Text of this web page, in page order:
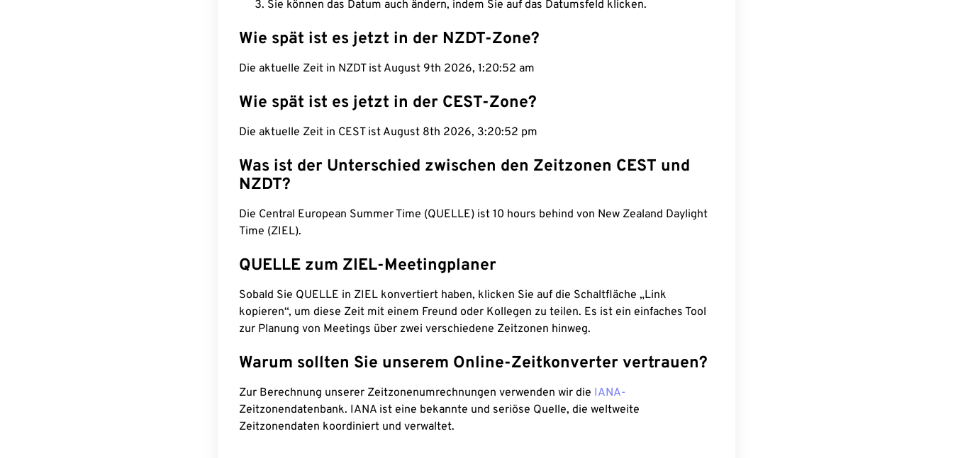
Sie können das Datum auch ändern, indem Sie auf das Datumsfeld klicken.
Wie spät ist es jetzt in der NZDT-Zone?
Die aktuelle Zeit in NZDT ist August 9th 2026, 1:20:53 am
Wie spät ist es jetzt in der CEST-Zone?
Die aktuelle Zeit in CEST ist August 8th 2026, 3:20:53 pm
Was ist der Unterschied zwischen den Zeitzonen CEST und
NZDT?
Die Central European Summer Time (QUELLE) ist 10 hours behind von New Zealand Daylight
Time (ZIEL).
QUELLE zum ZIEL-Meetingplaner
Sobald Sie QUELLE in ZIEL konvertiert haben, klicken Sie auf die Schaltfläche „Link
kopieren“, um diese Zeit mit einem Freund oder Kollegen zu teilen. Es ist ein einfaches Tool
zur Planung von Meetings über zwei verschiedene Zeitzonen hinweg.
Warum sollten Sie unserem Online-Zeitkonverter vertrauen?
Zur Berechnung unserer Zeitzonenumrechnungen verwenden wir die IANA-
Zeitzonendatenbank. IANA ist eine bekannte und seriöse Quelle, die weltweite
Zeitzonendaten koordiniert und verwaltet.